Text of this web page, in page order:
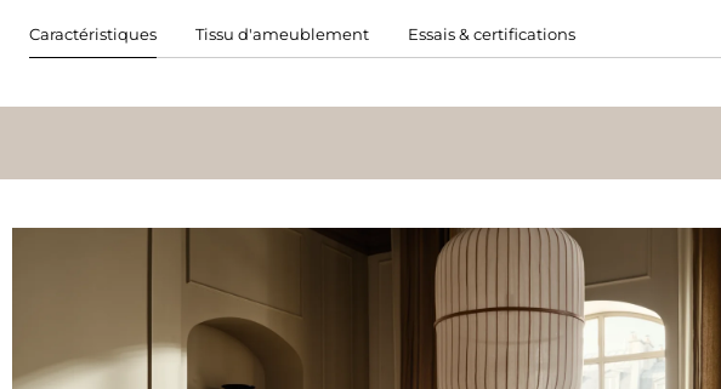
Caractéristiques Tissu d'ameublement Essais & certifications